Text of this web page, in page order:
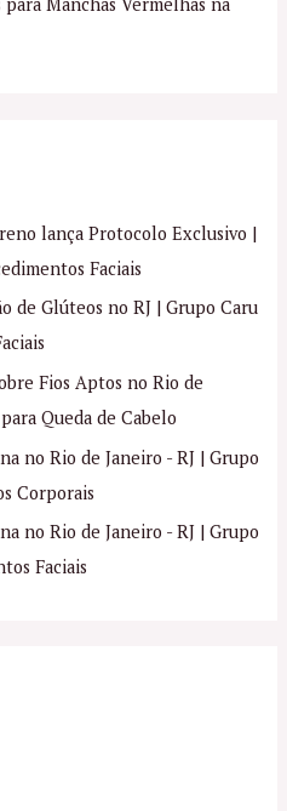
Manchas Vermelhas na
lança Protocolo Exclusivo |
Faciais
de Glúteos no RJ | Grupo Caru
Fios Aptos no Rio de
Queda de Cabelo
no Rio de Janeiro - RJ | Grupo
Corporais
no Rio de Janeiro - RJ | Grupo
Faciais